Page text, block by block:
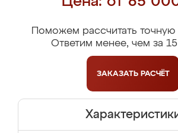
Поможем рассчитать точную
Ответим менее, чем за
ЗАКАЗАТЬ РАСЧЁТ